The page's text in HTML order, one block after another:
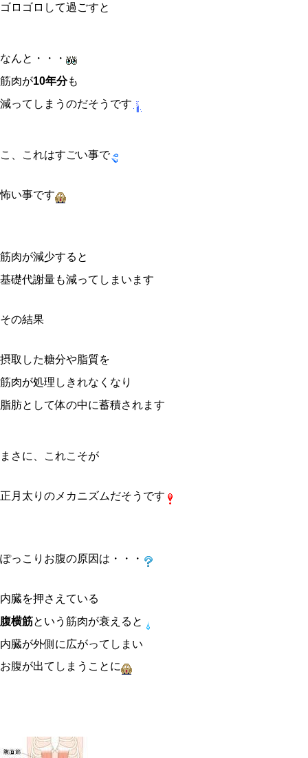
ゴロゴロして過ごすと
なんと・・・
筋肉が10年分も
減ってしまうのだそうです
こ、これはすごい事で
怖い事です
筋肉が減少すると
基礎代謝量も減ってしまいます
その結果
摂取した糖分や脂質を
筋肉が処理しきれなくなり
脂肪として体の中に蓄積されます
まさに、これこそが
正月太りのメカニズムだそうです
ぽっこりお腹の原因は・・・
内臓を押さえている
腹横筋という筋肉が衰えると
内臓が外側に広がってしまい
お腹が出てしまうことに